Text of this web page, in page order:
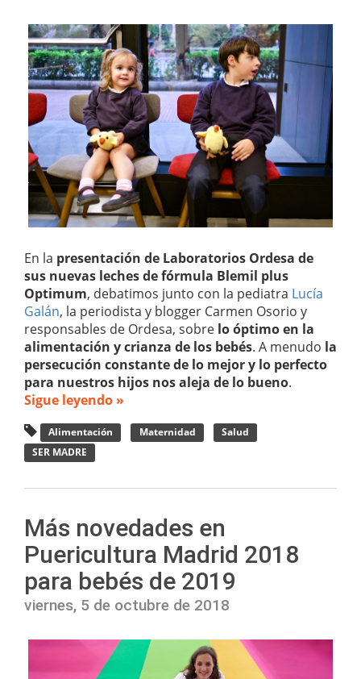
En la presentación de Laboratorios Ordesa de
sus nuevas leches de fórmula Blemil plus
Optimum, debatimos junto con la pediatra Lucía
Galán, la periodista y blogger Carmen Osorio y
responsables de Ordesa, sobre lo óptimo en la
alimentación y crianza de los bebés. A menudo la
persecución constante de lo mejor y lo perfecto
para nuestros hijos nos aleja de lo bueno.
Sigue leyendo »
Alimentación Maternidad
Salud
SER MADRE
Más novedades en
Puericultura Madrid 2018
para bebés de 2019
viernes, 5 de octubre de 2018